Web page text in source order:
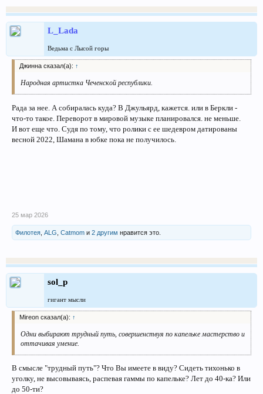
L_Lada
Ведьма с Лысой горы
Джинна сказал(а): ↑
Народная артистка Чеченской республики.
Рада за нее. А собиралась куда? В Джульярд, кажется. или в Беркли -
что-то такое. Переворот в мировой музыке планировался. не меньше.
И вот еще что. Судя по тому, что ролики с ее шедевром датированы
весной 2022, Шамана в юбке пока не получилось.
25 мар 2026
Филотея ALG Catmom и 2 другим нравится это.
sol_p
гигант мысли
Mireon сказал(а): ↑
Одни выбирают трудный путь, совершенствуя по капельке мастерство и
оттачивая умение.
В смысле "трудный путь"? Что Вы имеете в виду? Сидеть тихонько в
уголку, не высовываясь, распевая гаммы по капельке? Лет до 40-ка? Или
до 50-ти?